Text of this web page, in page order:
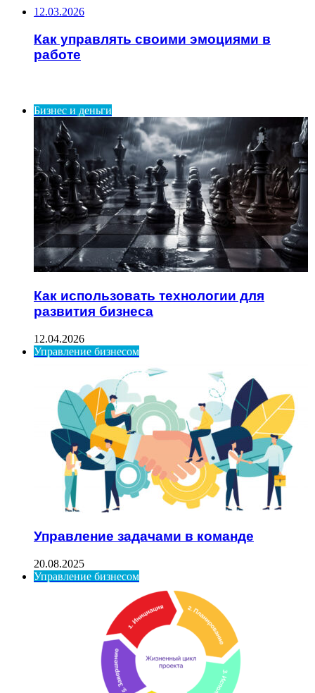
12.03.2026
Как управлять своими эмоциями в
работе
Бизнес и деньги
Как использовать технологии для
развития бизнеса
12.04.2026
Управление бизнесом
Управление задачами в команде
20.08.2025
Управление бизнесом